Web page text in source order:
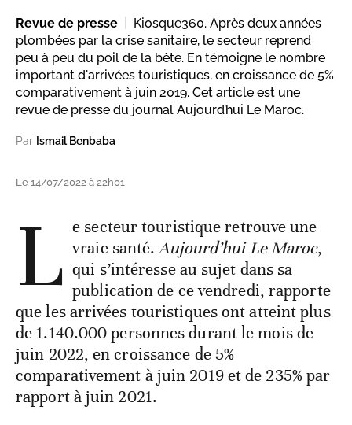
Revue de presse
Kiosque360. Après deux années
plombées par la crise sanitaire, le secteur reprend
peu à peu du poil de la bête. En témoigne le nombre
important d'arrivées touristiques, en croissance de 5%
comparativement à juin 2019. Cet article est une
revue de presse du journal Aujourd’hui Le Maroc.
Par Ismail Benbaba
Le 14/07/2022 à 22h01
L e secteur touristique retrouve une
vraie santé.Aujourd’hui Le Maroc,
qui s’intéresse au sujet dans sa
publication de ce vendredi, rapporte
que les arrivées touristiques ont atteint plus
de 1.140.000 personnes durant le mois de
juin 2022, en croissance de 5%
comparativement à juin 2019 et de 235% par
rapport à juin 2021.